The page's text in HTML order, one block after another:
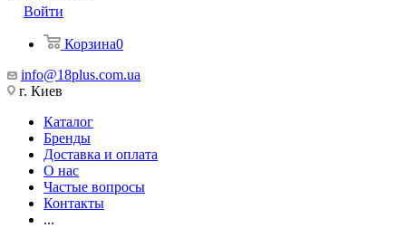
Войти
Корзина0
info@18plus.com.ua
г. Киев
Каталог
Бренды
Доставка и оплата
О нас
Частые вопросы
Контакты
...